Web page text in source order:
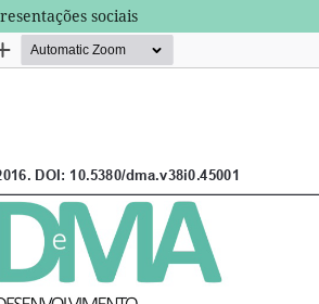
sociais